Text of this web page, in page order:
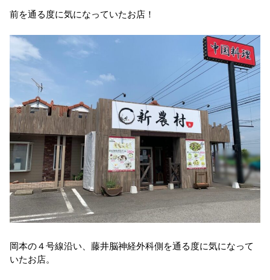
前を通る度に気になっていたお店！
岡本の４号線沿い、藤井脳神経外科側を通る度に気になって
いたお店。